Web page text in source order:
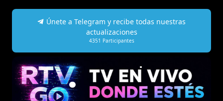
Únete a Telegram y recibe todas nuestras
actualizaciones
4351Participantes